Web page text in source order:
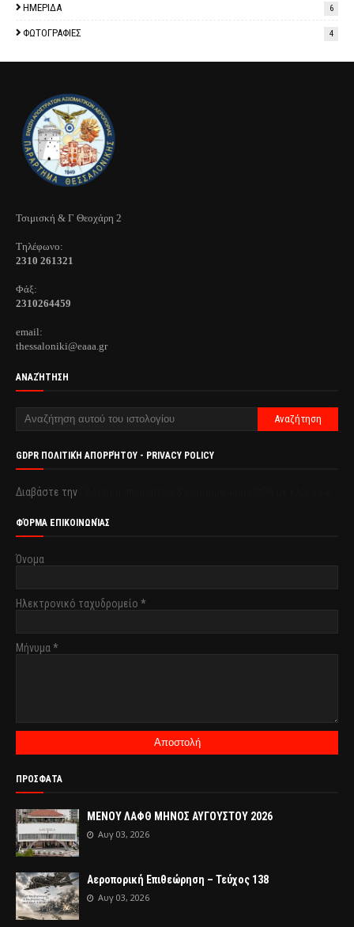
ΗΜΕΡΙΔΑ 6
ΦΩΤΟΓΡΑΦΙΕΣ 4
Τσιμισκή & Γ Θεοχάρη 2
Τηλέφωνo:
2310 261321
Φάξ:
2310264459
email:
thessaloniki@eaaa.gr
ΑΝΑΖΉΤΗΣΗ
GDPR ΠΟΛΙΤΙΚΉ ΑΠΟΡΡΉΤΟΥ - PRIVACY POLICY
Διαβάστε την
ΦΌΡΜΑ ΕΠΙΚΟΙΝΩΝΊΑΣ
Όνομα
Ηλεκτρονικό ταχυδρομείο *
Μήνυμα *
ΠΡΟΣΦΑΤΑ
ΜΕΝΟΥ ΛΑΦΘ ΜΗΝΟΣ ΑΥΓΟΥΣΤΟΥ 2026
Αυγ 03, 2026
Αεροπορική Επιθεώρηση – Τεύχος 138
Αυγ 03, 2026